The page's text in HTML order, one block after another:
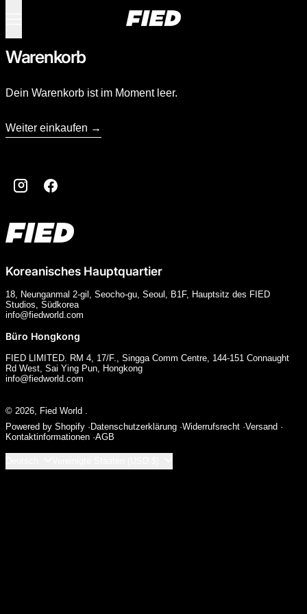
Warenkorb
Dein Warenkorb ist im Moment leer.
Weiter einkaufen
InstagramFacebook
Koreanisches Hauptquartier
18, Neunganmal 2-gil, Seocho-gu, Seoul, B1F, Hauptsitz des FIED
Studios, Südkorea
info@fiedworld.com
Büro Hongkong
FIED LIMITED. RM 4, 17/F., Singga Comm Centre, 144-151 Connaught
Rd West, Sai Ying Pun, Hongkong
info@fiedworld.com
© 2026, Fied World .
Powered by Shopify
Datenschutzerklärung Widerrufsrecht Versand
Kontaktinformationen AGB